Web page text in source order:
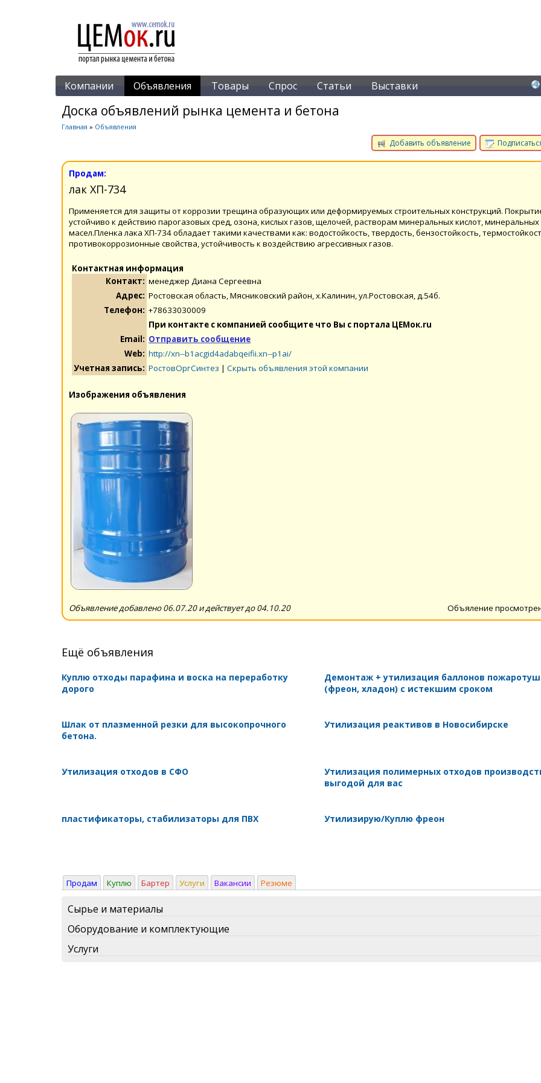
Компании Объявления Товары Спрос Статьи Выставки
Доска объявлений рынка цемента и бетона
Главная » Объявления
Добавить объявление
Продам:
лак ХП-734
Применяется для защиты от коррозии трещина образующих или деформируемых строительных конструкций.
устойчиво к действию парогазовых сред, озона, кислых газов, щелочей, растворам минеральных кислот, минеральных
масел.Пленка лака ХП-734 обладает такими качествами как: водостойкость, твердость, бензостойкость,
противокоррозионные свойства, устойчивость к воздействию агрессивных газов.
Контактная информация
Контакт: менеджер Диана Сергеевна
Адрес: Ростовская область, Мясниковский район, х.Калинин, ул.Ростовская, д.54б.
Телефон: +78633030009
При контакте с компанией сообщите что Вы с портала ЦЕМок.ru
Email: Отправить сообщение
Web: http://xn--b1acgid4adabqeifii.xn--p1ai/
Учетная запись: РостовОргСинтез | Скрыть объявления этой компании
Изображения объявления
Объяление
Объявление добавлено 06.07.20 и действует до 04.10.20
Ещё объявления
Куплю отходы парафина и воска на переработку
дорого
Демонтаж + утилизация баллонов
(фреон, хладон) с истекшим сроком
Шлак от плазменной резки для высокопрочного
бетона.
Утилизация реактивов в Новосибирске
Утилизация отходов в СФО
Утилизация полимерных отходов
выгодой для вас
пластификаторы, стабилизаторы для ПВХ Утилизирую/Куплю фреон
Продам Куплю Бартер Услуги Вакансии Резюме
Сырье и материалы
Оборудование и комплектующие
Услуги